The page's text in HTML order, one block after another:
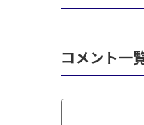
韓国併合 (2)
コメント一